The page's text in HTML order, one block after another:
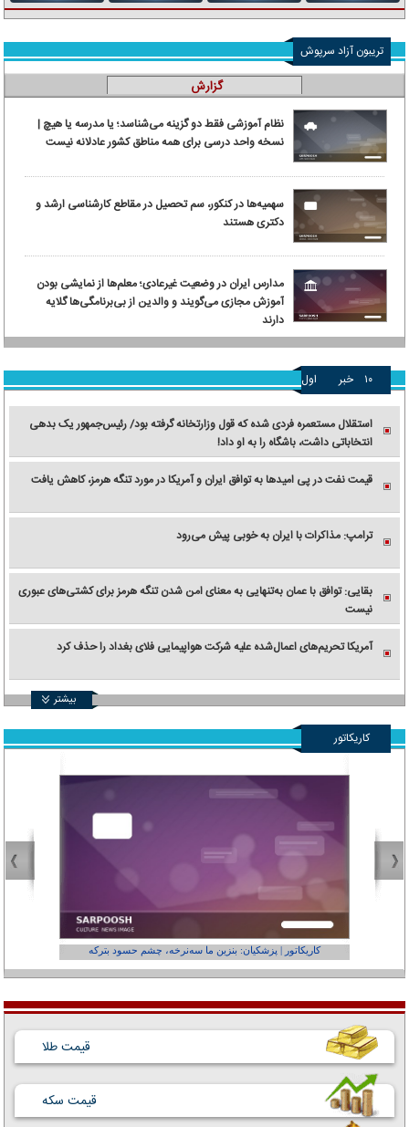
تریبون آزاد سرپوش
گزارش
نظام آموزشی فقط دو گزینه می‌شناسد؛ یا مدرسه یا هیچ |
نسخه واحد درسی برای همه مناطق کشور عادلانه نیست
سهمیه‌ها در کنکور، سم تحصیل در مقاطع کارشناسی ارشد و
دکتری هستند
مدارس ایران در وضعیت غیرعادی؛ معلم‌ها از نمایشی بودن
آموزش مجازی می‌گویند و والدین از بی‌برنامگی‌ها گلایه
دارند
۱۰ خبر اول
استقلال مستعمره فردی شده که قول وزارتخانه گرفته بود/ رئیس‌جمهور یک بدهی
انتخاباتی داشت، باشگاه را به او داد!
قیمت نفت در پی امیدها به توافق ایران و آمریکا در مورد تنگه هرمز، کاهش یافت
ترامپ: مذاکرات با ایران به خوبی پیش می‌رود
بقایی: توافق با عمان به‌تنهایی به معنای امن شدن تنگه هرمز برای کشتی‌های عبوری
نیست
آمریکا تحریم‌های اعمال‌شده علیه شرکت هواپیمایی فلای بغداد را حذف کرد
بیشتر
کاریکاتور
کاریکاتور | پزشکیان: بنزین ما سه‌نرخه، چشم حسود بترکه
قیمت طلا
قیمت سکه